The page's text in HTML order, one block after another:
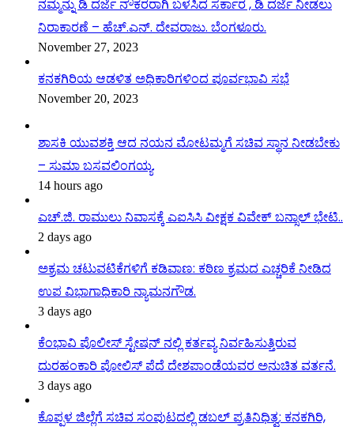
ನಮ್ಮನ್ನು ಡಿ ದರ್ಜೆ ನೌಕರರಾಗಿ ಬಳಸಿದ ಸರ್ಕಾರ , ಡಿ ದರ್ಜೆ ನೀಡಲು
ನಿರಾಕಾರಣೆ – ಹೆಚ್.ಎನ್. ದೇವರಾಜು. ಬೆಂಗಳೂರು.
November 27, 2023
ಕನಕಗಿರಿಯ ಆಡಳಿತ ಅಧಿಕಾರಿಗಳಿಂದ ಪೂರ್ವಭಾವಿ ಸಭೆ
November 20, 2023
ಶಾಸಕಿ ಯುವಶಕ್ತಿ ಆದ ನಯನ ಮೋಟಮ್ಮಗೆ ಸಚಿವ ಸ್ಥಾನ ನೀಡಬೇಕು
– ಸುಮಾ ಬಸವಲಿಂಗಯ್ಯ.
14 hours ago
ಎಚ್.ಜಿ. ರಾಮುಲು ನಿವಾಸಕ್ಕೆ ಎಐಸಿಸಿ ವೀಕ್ಷಕ ವಿವೇಕ್ ಬನ್ಸಾಲ್ ಭೇಟಿ..
2 days ago
ಅಕ್ರಮ ಚಟುವಟಿಕೆಗಳಿಗೆ ಕಡಿವಾಣ: ಕಠಿಣ ಕ್ರಮದ ಎಚ್ಚರಿಕೆ ನೀಡಿದ
ಉಪ ವಿಭಾಗಾಧಿಕಾರಿ ನ್ಯಾಮನಗೌಡ.
3 days ago
ಕೆಂಭಾವಿ ಪೊಲೀಸ್ ಸ್ಟೇಷನ್ ನಲ್ಲಿ ಕರ್ತವ್ಯ ನಿರ್ವಹಿಸುತ್ತಿರುವ
ದುರಹಂಕಾರಿ ಪೋಲಿಸ್ ಪೆದೆ ದೇಶಪಾಂಡೆಯವರ ಅನುಚಿತ ವರ್ತನೆ.
3 days ago
ಕೊಪ್ಪಳ ಜಿಲ್ಲೆಗೆ ಸಚಿವ ಸಂಪುಟದಲ್ಲಿ ಡಬಲ್ ಪ್ರತಿನಿಧಿತ್ವ: ಕನಕಗಿರಿ,